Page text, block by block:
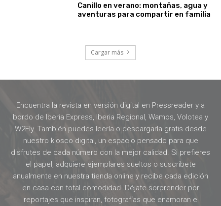
Canillo en verano: montañas, agua y
aventuras para compartir en familia
Cargar más
Encuentra la revista en versión digital en Pressreader y a
bordo de Iberia Express, Iberia Regional, Wamos, Volotea y
W2Fly. También puedes leerla o descargarla gratis desde
nuestro kiosco digital, un espacio pensado para que
disfrutes de cada número con la mejor calidad. Si prefieres
el papel, adquiere ejemplares sueltos o suscríbete
anualmente en nuestra tienda online y recibe cada edición
en casa con total comodidad. Déjate sorprender por
reportajes que inspiran, fotografías que enamoran e